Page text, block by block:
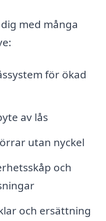
med många
för ökad
av lås
utan nyckel
och
och ersättning